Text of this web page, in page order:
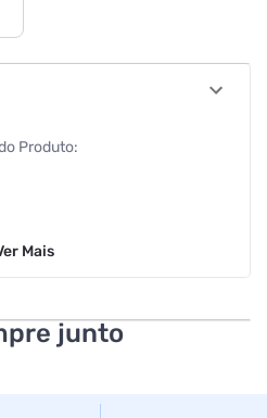
Produto:
Prefere Discrição
Mais
junto